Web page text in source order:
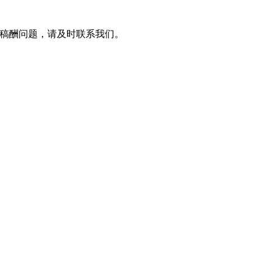
酬问题，请及时联系我们。